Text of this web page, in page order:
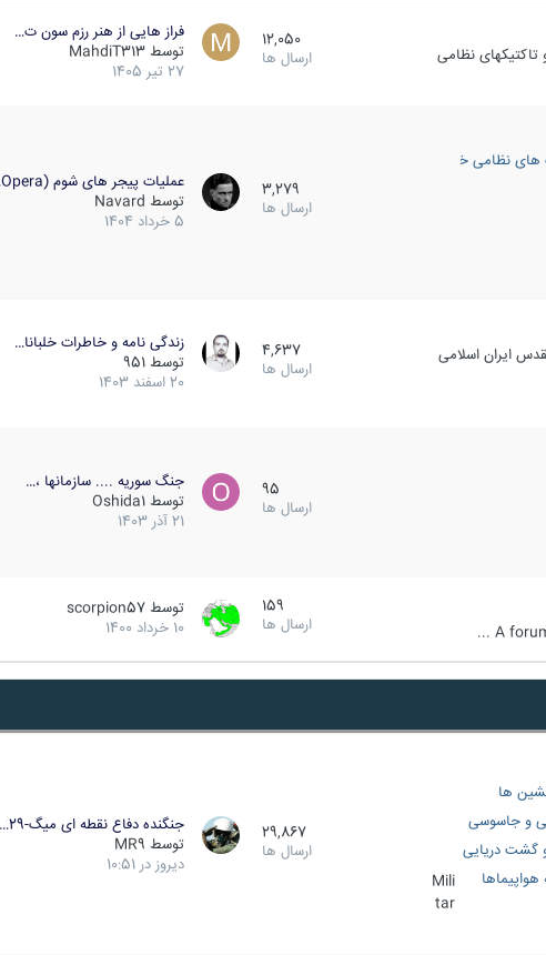
نظامی
12,050
ارسال ها
فراز هایی از هنر رزم سون ت…
توسط MahdiT313
27 تیر 1405
های نظامی خارجی
3,279
ارسال ها
عملیات پیجر های شوم (Opera…
توسط Navard
5 خرداد 1404
ایران اسلامی
4,637
ارسال ها
زندگی نامه و خاطرات خلبانا…
توسط 951
20 اسفند 1403
95
ارسال ها
جنگ سوریه .... سازمانها ،…
توسط Oshida1
21 آذر 1403
A
159
ارسال ها
توسط scorpion57
10 خرداد 1400
ها
و جاسوسی
گشت دریایی
Mili
tar
29,867
ارسال ها
جنگنده دفاع نقطه ای میگ-29…
توسط MR9
دیروز در 10:51